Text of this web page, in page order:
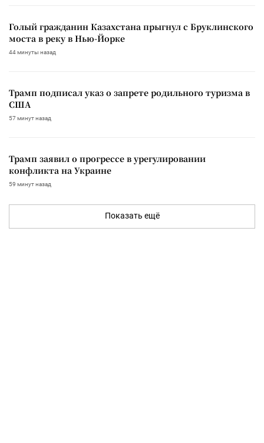
Голый гражданин Казахстана прыгнул с Бруклинского
моста в реку в Нью-Йорке
44 минуты назад
Трамп подписал указ о запрете родильного туризма в
США
57 минут назад
Трамп заявил о прогрессе в урегулировании
конфликта на Украине
59 минут назад
Показать ещё